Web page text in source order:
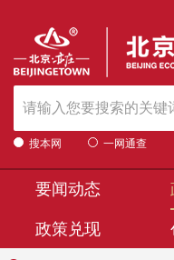
搜本网 一网通查
要闻动态
政策兑现